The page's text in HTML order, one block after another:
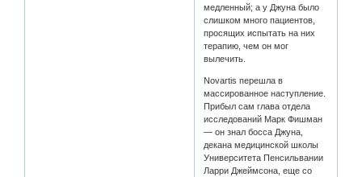
медленный; а у Джуна было
слишком много пациентов,
просящих испытать на них
терапию, чем он мог
вылечить.
Novartis перешла в
массированное наступление.
Прибыл сам глава отдела
исследований Марк Фишман
— он знал босса Джуна,
декана медицинской школы
Университета Пенсильвании
Ларри Джеймсона, еще со